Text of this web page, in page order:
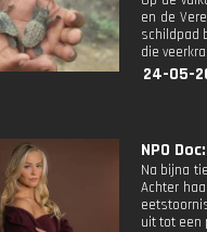
en de
schildpad
die
24-05-
NPO
Na bijna
Achter
uit tot een